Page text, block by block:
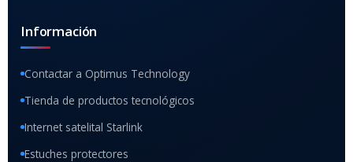
Información
Contactar a Optimus Technology
Tienda de productos tecnológicos
Internet satelital Starlink
Estuches protectores